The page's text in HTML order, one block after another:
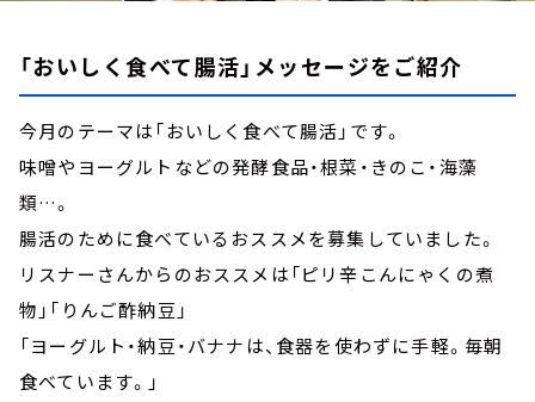
「おいしく食べて腸活」メッセージをご紹介
今月のテーマは「おいしく食べて腸活」です。
味噌やヨーグルトなどの発酵食品・根菜・きのこ・海藻
類…。
腸活のために食べているおススメを募集していました。
リスナーさんからのおススメは「ピリ辛こんにゃくの煮
物」「りんご酢納豆」
「ヨーグルト・納豆・バナナは、食器を使わずに手軽。毎朝
食べています。」